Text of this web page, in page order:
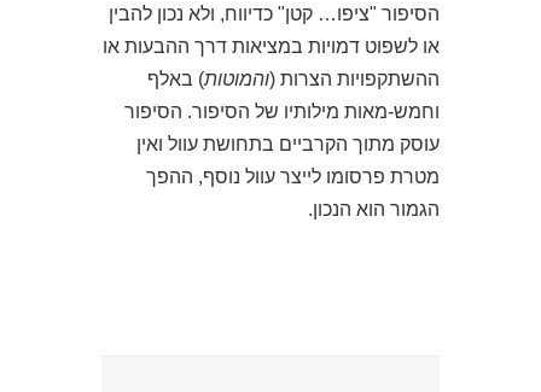
הסיפור "ציפו… קטן" כדיווח, ולא נכון להבין
או לשפוט דמויות במציאות דרך ההבעות או
ההשתקפויות הצרות (והמוטות) באלף
וחמש-מאות מילותיו של הסיפור. הסיפור
עוסק מתוך הקרביים בתחושת עוול ואין
מטרת פרסומו לייצר עוול נוסף, ההפך
הגמור הוא הנכון.